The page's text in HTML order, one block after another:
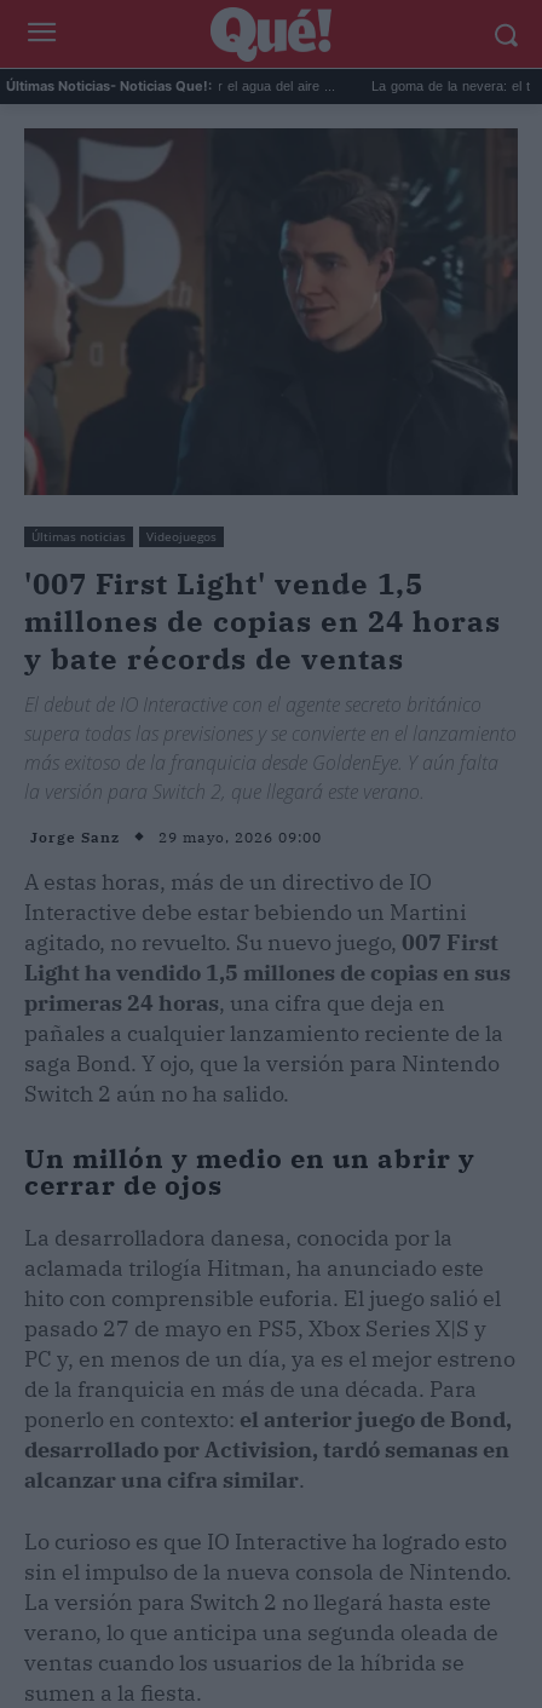
Últimas Noticias- Noticias Que!:
prácticos para reutilizar el agua del aire ... La goma de la nevera: el truco del
Últimas noticias Videojuegos
'007 First Light' vende 1,5
millones de copias en 24 horas
y bate récords de ventas
El debut de IO Interactive con el agente secreto británico
supera todas las previsiones y se convierte en el lanzamiento
más exitoso de la franquicia desde GoldenEye. Y aún falta
la versión para Switch 2, que llegará este verano.
Jorge Sanz 29 mayo, 2026 09:00
A estas horas, más de un directivo de IO
Interactive debe estar bebiendo un Martini
agitado, no revuelto. Su nuevo juego, 007 First
Light ha vendido 1,5 millones de copias en sus
primeras 24 horas, una cifra que deja en
pañales a cualquier lanzamiento reciente de la
saga Bond. Y ojo, que la versión para Nintendo
Switch 2 aún no ha salido.
Un millón y medio en un abrir y
cerrar de ojos
La desarrolladora danesa, conocida por la
aclamada trilogía Hitman, ha anunciado este
hito con comprensible euforia. El juego salió el
pasado 27 de mayo en PS5, Xbox Series X|S y
PC y, en menos de un día, ya es el mejor estreno
de la franquicia en más de una década. Para
ponerlo en contexto: el anterior juego de Bond,
desarrollado por Activision, tardó semanas en
alcanzar una cifra similar.
Lo curioso es que IO Interactive ha logrado esto
sin el impulso de la nueva consola de Nintendo.
La versión para Switch 2 no llegará hasta este
verano, lo que anticipa una segunda oleada de
ventas cuando los usuarios de la híbrida se
sumen a la fiesta.